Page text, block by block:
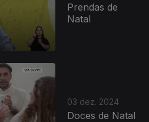
Prendas de
Natal
03 dez. 2024
Doces de Natal